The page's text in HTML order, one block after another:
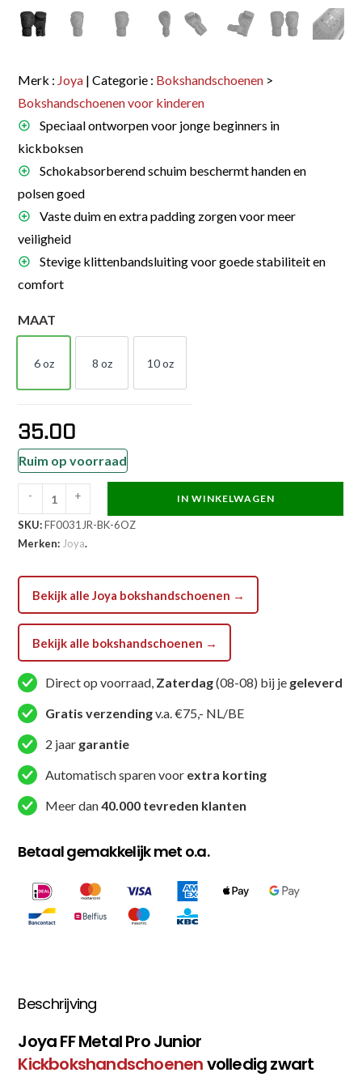
Merk : Joya | Categorie : Bokshandschoenen >
Bokshandschoenen voor kinderen
Speciaal ontworpen voor jonge beginners in
kickboksen
Schokabsorberend schuim beschermt handen en
polsen goed
Vaste duim en extra padding zorgen voor meer
veiligheid
Stevige klittenbandsluiting voor goede stabiliteit en
comfort
MAAT
6 oz
6 OZ
8 oz
8 OZ
10 oz
10 OZ
35.00
Ruim op voorraad
FF
Metal
Junior
Kickbokshandschoenen
Zwart
aantal
- + IN WINKELWAGEN
SKU:FF0031JR-BK-6OZ
Merken: Joya.
Bekijk alle Joya bokshandschoenen →
Bekijk alle bokshandschoenen →
Direct op voorraad, Zaterdag(08-08) bij je geleverd
Gratis verzendingv.a. €75,- NL/BE
2 jaar garantie
Automatisch sparen voor extra korting
Meer dan40.000 tevreden klanten
Betaal gemakkelijk met o.a.
Beschrijving
Joya FF Metal Pro Junior
Kickbokshandschoenenvolledig zwart